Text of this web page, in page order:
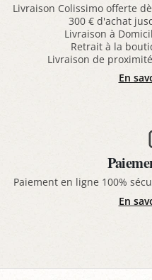
Livraison Colissimo offerte
300 € d'achat
Livraison à
Retrait à la
Livraison de
En
Paiement en ligne 100%
En